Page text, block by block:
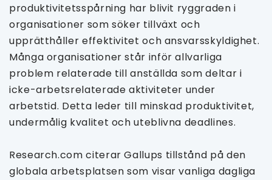
produktivitetsspårning har blivit ryggraden i
organisationer som söker tillväxt och
upprätthåller effektivitet och ansvarsskyldighet.
Många organisationer står inför allvarliga
problem relaterade till anställda som deltar i
icke-arbetsrelaterade aktiviteter under
arbetstid. Detta leder till minskad produktivitet,
undermålig kvalitet och uteblivna deadlines.
Research.com citerar Gallups tillstånd på den
globala arbetsplatsen som visar vanliga dagliga